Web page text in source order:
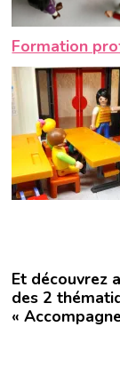
Formation
Et découvrez
des 2
«